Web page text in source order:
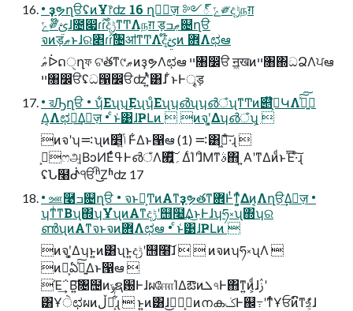
• ҙຯղੳʢͷҰ෦ʣ 16 ղੳٕज़ ༻్ ݻ༗දݱநग़
ݻ༗໊ࢺɺ೔෇ɾ࣌ؒɾֹۚදݱͳͲΛநग़ ड़ޠ߲ߏ଄ղੳ
จͷड़ޠͱɺର৅ɾ࣌ؒɾ৔ॴͳͲΛද໊͢ࢺ߲ͷ ؔ܎Λಛఆ
ޠٛᐆດੑղফ ଟٛతͳ୯ޠͷҙຯΛಛఆ ײ৘෼ੳ ॻ͖खͷײ৘΍ධՁΛਪఆ
ײ৘෼ੳʢධ൑෼ੳʣʹ͍ͭͯ͸ɺ ͋ͱͰৄड़
• রԠղੳ • ʮ͋Εʯʮ͜ΕʯʮͦΕʯʮ൴ʯʮ൴ঁʯͳͲͷ୅໊ࢺ͕ԿΛࢦ͍ࣔͯ͠͠
Δ͔Λಛఆ͢Δٕज़ • ͨͱ͑͹ɺҎԼͷ  ͷจʹ͓͚Δʮ൴ঁʯ͕ 
ͷจʹʮ࠺ʯͷݴ͍׵͑ Ͱ͋Δͱ൑ఆ (1) ࠺͸ٽ͖·ͨ͠ɻ 
ࢲ͕ෆஅ͔ΒͻͶ͘Εͨߟ͑Ͱ൴ঁΛ؍࡯͍ͯ͠ΔͨΊʹɺͦΜͳࣄ΋ ͍͏Α͏ʹͳΔͷͩͱ࠘Έ·ͨ͠ɻ
ʢՆ໨ᕸੴʰ͜͜Ζʱʣ 17
• ஊ࿩ߏ଄ղੳ • จͱจ͕ͲͷΑ͏ͳҙຯతͳؔ܎Ͱͭͳ͕͍ͬͯΔͷ͔Λղੳ͢Δٕज़ •
ʮͳͥͳΒʯ΍ʮҰํʯͷΑ͏ͳදݱʹ஫໨͢Δ͜ͱͰɺʮཧ༝ʯ΍ʮର
ൺʯͷΑ͏ͳจͱจͷؔ܎Λಛఆ • ͨͱ͑͹ɺҎԼͷ 
ͷจʹ͓͚Δʮͱ͍͏ͷ͸ʯͱ͍͏දݱʹ஫໨͠ɺ   ͷจͷʮཧ༝ʯΛ 
ͷจ͕ఏ͍ࣔͯ͠Δͱ൑ఆ 
Έ͢΅Β͍͠৔຤ͷݹຊ԰ͰɺผஈோΊΔఔͷܠ৭Ͱ΋ͳ͍ͷ͕ͩɺࢲʹ
͸Ұੇಛผͷڵຯ͕͋ͬͨɻ  ͱ͍͏ͷ͸ɺࢲ͕ۙࠒ͜ͷനകݢͰ஌߹ʹͳͬͨҰਓͷົͳஉ͕͋ͬͯɺ